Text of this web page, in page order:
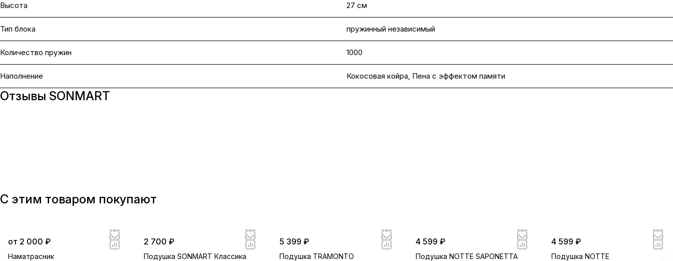
Высота 27 см
Тип блока пружинный независимый
Количество пружин 1000
Наполнение Кокосовая койра, Пена с эффектом памяти
Отзывы SONMART
С этим товаром покупают
от 2 000 ₽
Наматрасник
2 700 ₽
Подушка SONMART Классика
5 399 ₽
Подушка TRAMONTO
4 599 ₽
Подушка NOTTE SAPONETTA
4 599 ₽
Подушка NOTTE